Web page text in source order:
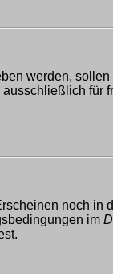
werden,
noch in
im